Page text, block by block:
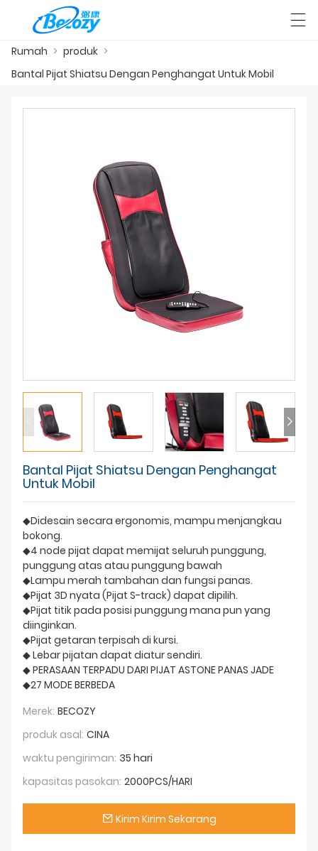
العربية Deutsch
Rumah > produk >
Bantal Pijat Shiatsu Dengan Penghangat Untuk Mobil
Bantal Pijat Shiatsu Dengan Penghangat
Untuk Mobil
◆Didesain secara ergonomis, mampu menjangkau
bokong.
◆4 node pijat dapat memijat seluruh punggung,
punggung atas atau punggung bawah
◆Lampu merah tambahan dan fungsi panas.
◆Pijat 3D nyata (Pijat S-track) dapat dipilih.
◆Pijat titik pada posisi punggung mana pun yang
diinginkan.
◆Pijat getaran terpisah di kursi.
◆ Lebar pijatan dapat diatur sendiri.
◆ PERASAAN TERPADU DARI PIJAT ASTONE PANAS JADE
◆27 MODE BERBEDA
Merek: BECOZY
produk asal: CINA
waktu pengiriman: 35 hari
kapasitas pasokan: 2000PCS/HARI
Kirim Kirim Sekarang